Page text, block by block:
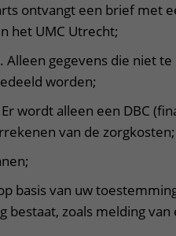
ontvangt een brief met
het UMC Utrecht;
Alleen gegevens die niet
worden;
wordt alleen een DBC
van de zorgkosten;
basis van uw
bestaat, zoals melding van